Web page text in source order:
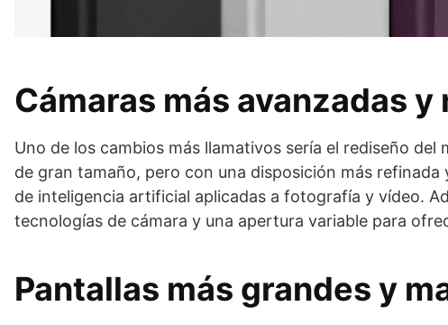
Cámaras más avanzadas
Uno de los cambios más llamativos sería el rediseño
de gran tamaño, pero con una disposición más
de inteligencia artificial aplicadas a fotografía y vídeo.
tecnologías de cámara y una apertura variable para
Pantallas más grandes y